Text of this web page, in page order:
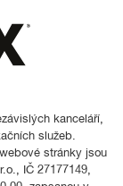
kanceláří,
služeb.
stránky jsou
IČ 27177149,